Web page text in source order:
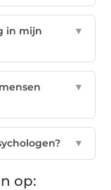
in mijn
▼
▼
▼
op: